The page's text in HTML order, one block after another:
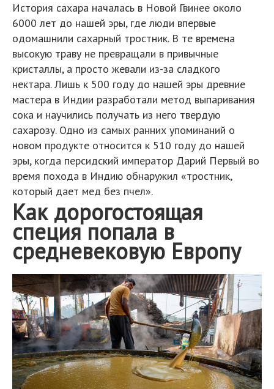
История сахара началась в Новой Гвинее около
6000 лет до нашей эры, где люди впервые
одомашнили сахарный тростник. В те времена
высокую траву не превращали в привычные
кристаллы, а просто жевали из-за сладкого
нектара. Лишь к 500 году до нашей эры древние
мастера в Индии разработали метод выпаривания
сока и научились получать из него твердую
сахарозу. Одно из самых ранних упоминаний о
новом продукте относится к 510 году до нашей
эры, когда персидский император Дарий Первый во
время похода в Индию обнаружил «тростник,
который дает мед без пчел».
Как дорогостоящая
специя попала в
средневековую Европу